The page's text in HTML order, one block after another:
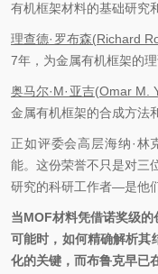
有机框架材料的基础研究
理查德·罗布森(Richard
7年，为金属有机框架的
奥马尔·M·亚吉(Omar M.
金属有机框架的合成方法
正如评委会高层海纳·林
能。这份荣誉不只是对三
研究的科研工作者—是他
当MOF材料凭借诺奖级
可能时，如何精确解析其
化的关键，而布鲁克早已